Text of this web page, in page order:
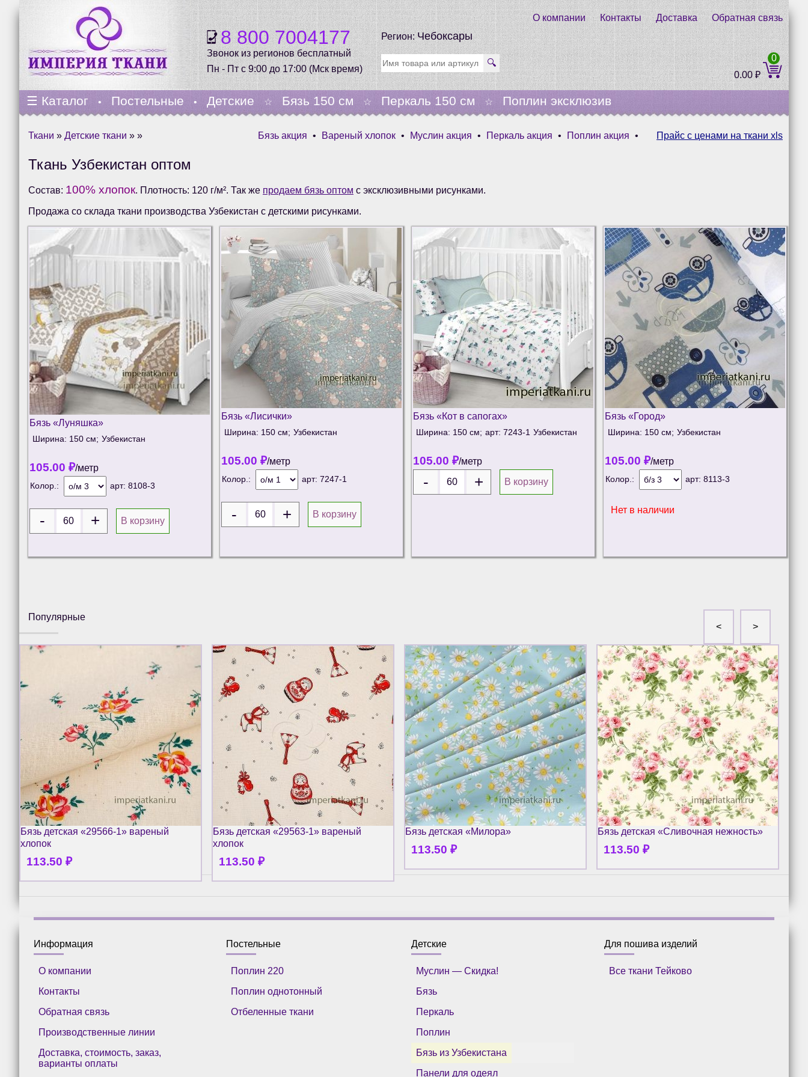
8 800 7004177
Звонок из регионов бесплатный
Пн - Пт с 9:00 до 17:00 (Мск время)
О компании Контакты Доставка
Обратная связь
Регион:Чебоксары
🔍
0.00₽
0
☰ Каталог • Постельные • Детские ☆ Бязь 150 см ☆ Перкаль 150 см ☆ Поплин эксклюзив
Бязь акция • Вареный хлопок • Муслин акция • Перкаль акция • Поплин акция • Прайс с ценами на ткани xls
Ткани » Детские ткани » »
Ткань Узбекистан оптом
Состав: 100% хлопок. Плотность: 120 г/м². Так же продаем бязь оптом с эксклюзивными рисунками.
Продажа со склада ткани производства Узбекистан с детскими рисунками.
Бязь «Луняшка»
Ширина: 150 см; Узбекистан
105.00 ₽/метр
Колор.: арт: 8108-3
В корзину
Бязь «Лисички»
Ширина: 150 см; Узбекистан
105.00 ₽/метр
Колор.: арт: 7247-1
В корзину
Бязь «Кот в сапогах»
Ширина: 150 см; арт: 7243-1 Узбекистан
105.00 ₽/метр
В корзину
Бязь «Город»
Ширина: 150 см; Узбекистан
105.00 ₽/метр
Колор.: арт: 8113-3
Нет в наличии
Популярные
Бязь детская «29566-1» вареный
хлопок
113.50 ₽
Бязь детская «29563-1» вареный
хлопок
113.50 ₽
Бязь детская «Милора»
113.50 ₽
Бязь детская «Сливочная нежность»
113.50 ₽
Информация
О компании
Контакты
Обратная связь
Производственные линии
Доставка, стоимость, заказ,
варианты оплаты
Постельные
Поплин 220
Поплин однотонный
Отбеленные ткани
Детские
Муслин — Скидка!
Бязь
Перкаль
Поплин
Бязь из Узбекистана
Панели для одеял
Для пошива изделий
Все ткани Тейково